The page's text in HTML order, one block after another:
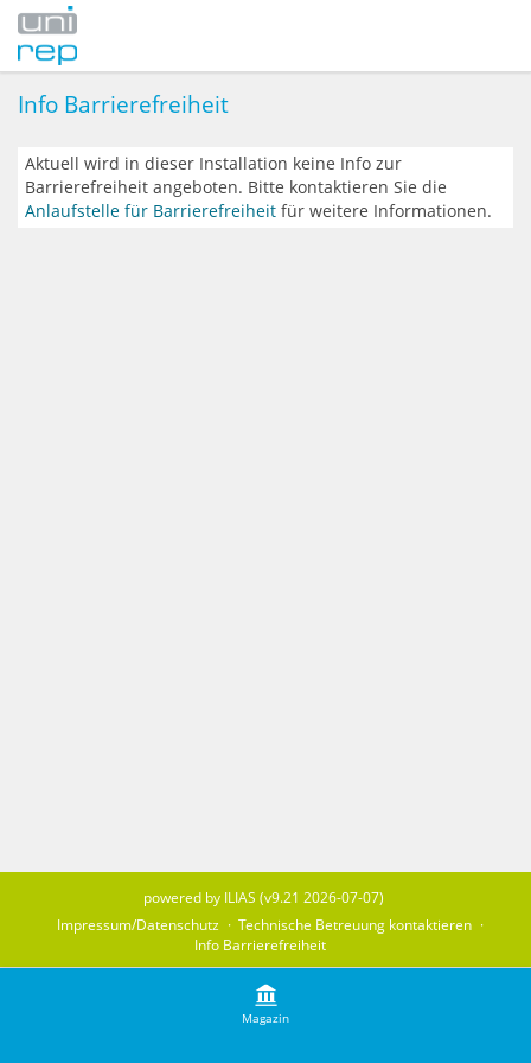
Magazin
Info Barrierefreiheit
Aktuell wird in dieser Installation keine Info zur
Barrierefreiheit angeboten. Bitte kontaktieren Sie die
Anlaufstelle für Barrierefreiheit für weitere Informationen.
powered by ILIAS (v9.21 2026-07-07)
Impressum/Datenschutz
Technische Betreuung kontaktieren
Info Barrierefreiheit